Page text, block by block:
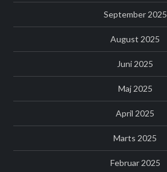
September 2025
August 2025
Juni 2025
Maj 2025
April 2025
Marts 2025
Februar 2025